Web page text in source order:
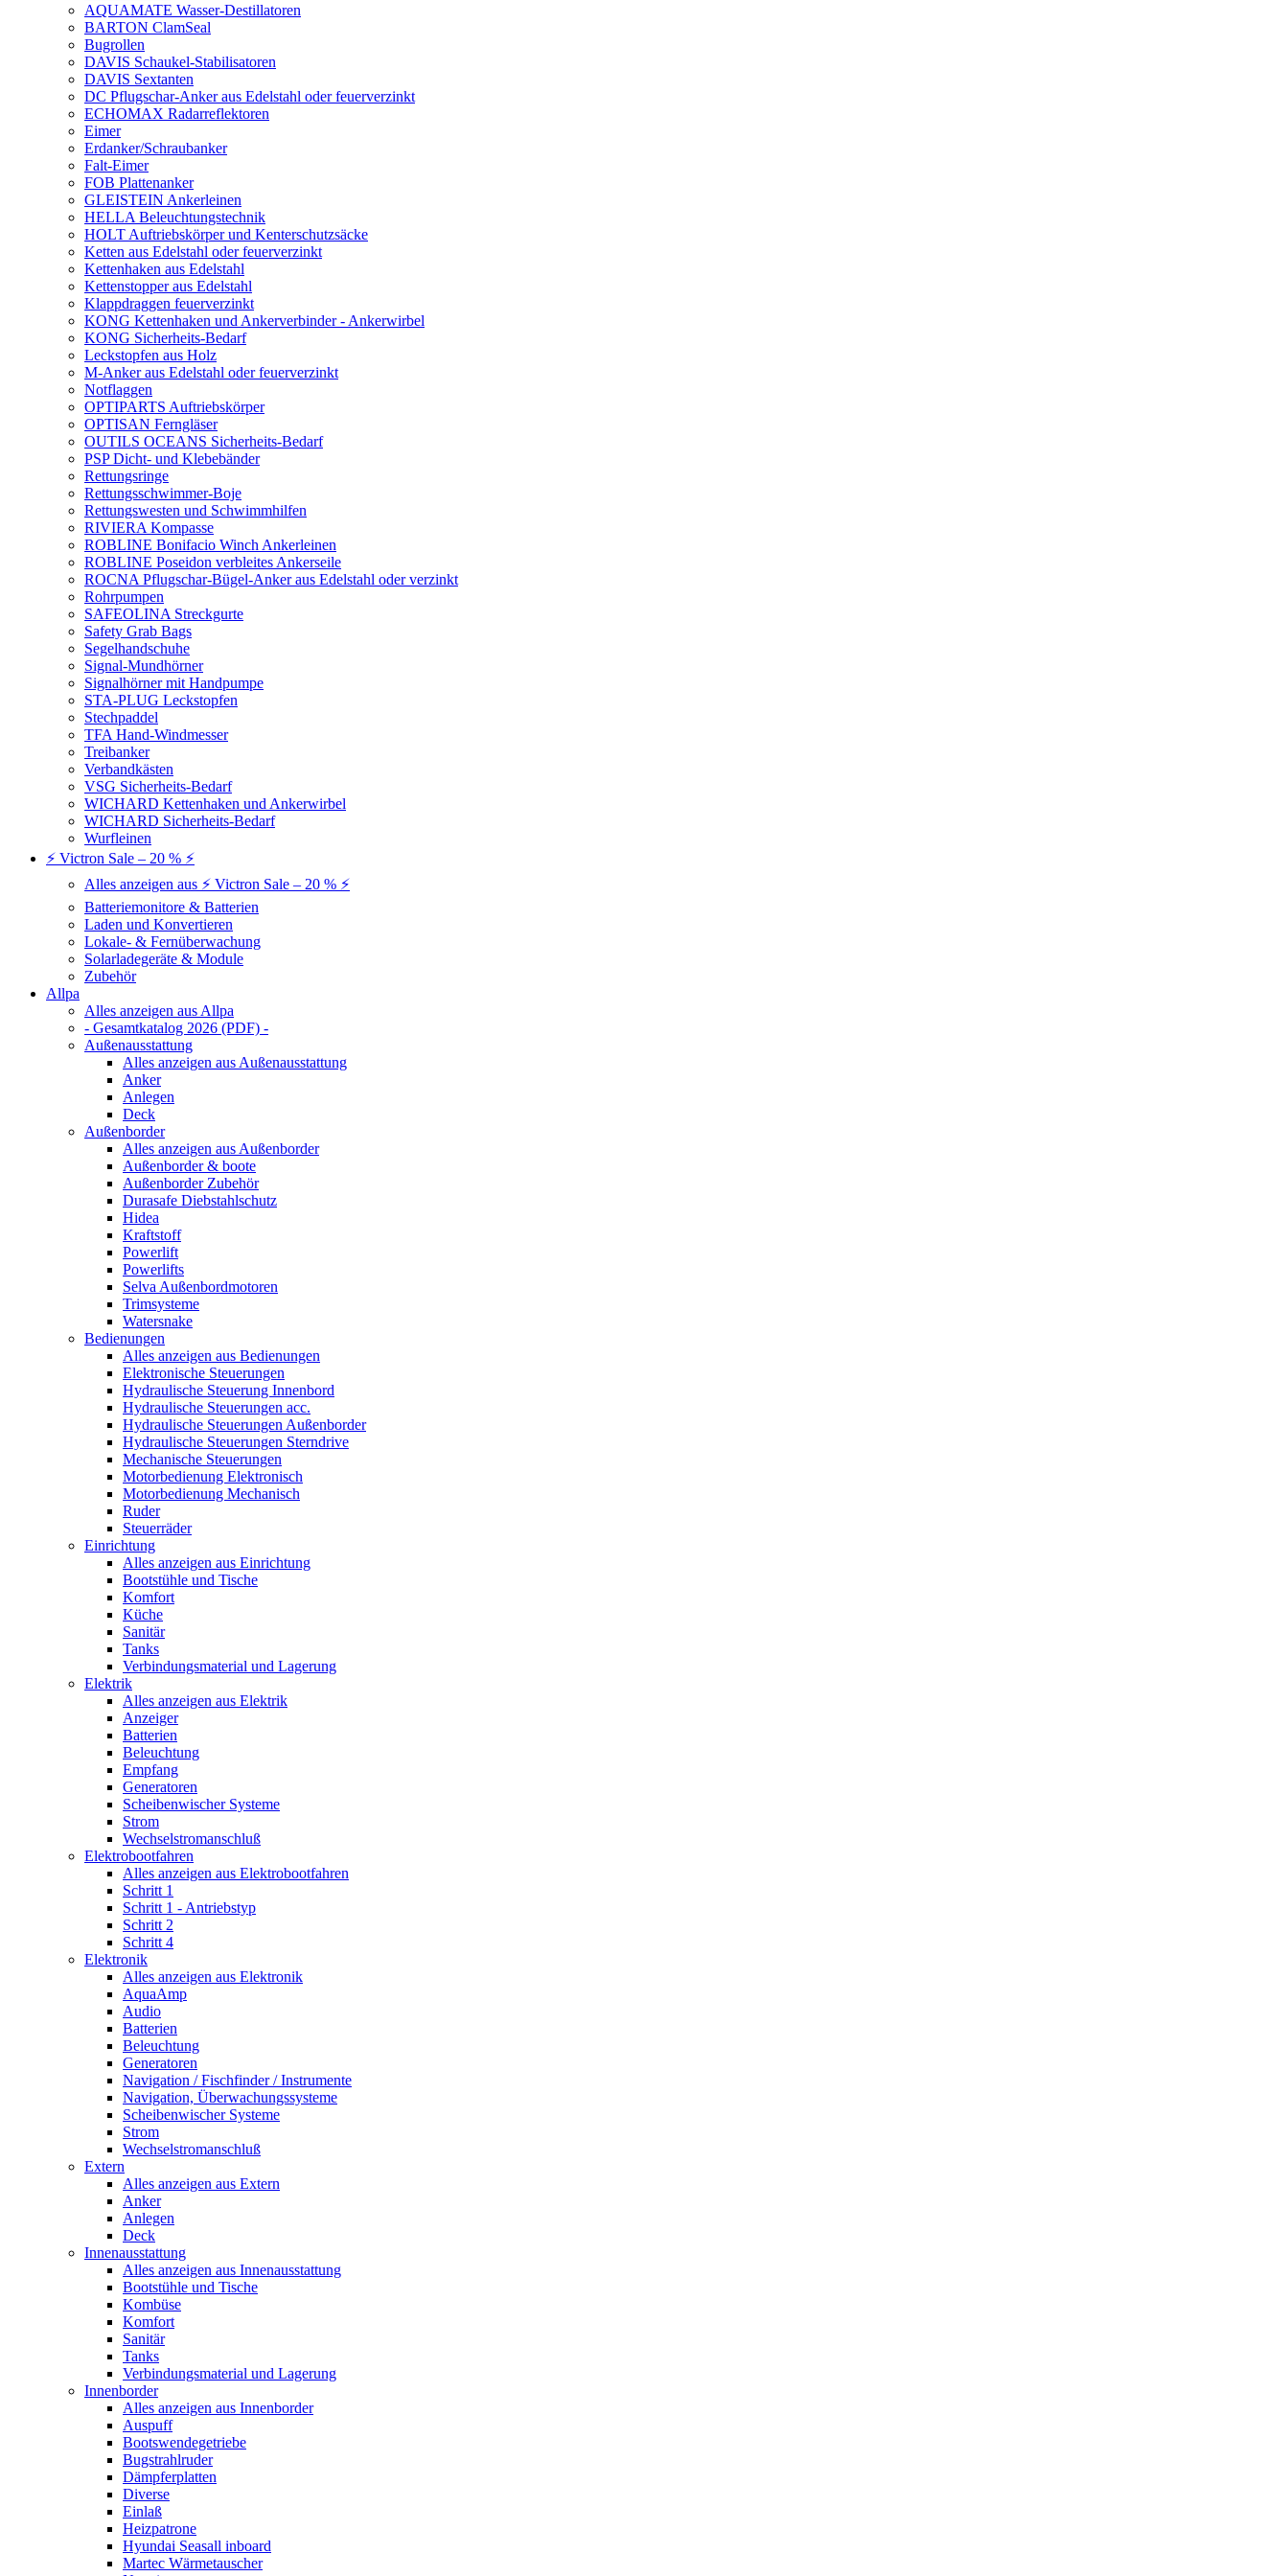
AQUAMATE Wasser-Destillatoren
BARTON ClamSeal
Bugrollen
DAVIS Schaukel-Stabilisatoren
DAVIS Sextanten
DC Pflugschar-Anker aus Edelstahl oder feuerverzinkt
ECHOMAX Radarreflektoren
Eimer
Erdanker/Schraubanker
Falt-Eimer
FOB Plattenanker
GLEISTEIN Ankerleinen
HELLA Beleuchtungstechnik
HOLT Auftriebskörper und Kenterschutzsäcke
Ketten aus Edelstahl oder feuerverzinkt
Kettenhaken aus Edelstahl
Kettenstopper aus Edelstahl
Klappdraggen feuerverzinkt
KONG Kettenhaken und Ankerverbinder - Ankerwirbel
KONG Sicherheits-Bedarf
Leckstopfen aus Holz
M-Anker aus Edelstahl oder feuerverzinkt
Notflaggen
OPTIPARTS Auftriebskörper
OPTISAN Ferngläser
OUTILS OCEANS Sicherheits-Bedarf
PSP Dicht- und Klebebänder
Rettungsringe
Rettungsschwimmer-Boje
Rettungswesten und Schwimmhilfen
RIVIERA Kompasse
ROBLINE Bonifacio Winch Ankerleinen
ROBLINE Poseidon verbleites Ankerseile
ROCNA Pflugschar-Bügel-Anker aus Edelstahl oder verzinkt
Rohrpumpen
SAFEOLINA Streckgurte
Safety Grab Bags
Segelhandschuhe
Signal-Mundhörner
Signalhörner mit Handpumpe
STA-PLUG Leckstopfen
Stechpaddel
TFA Hand-Windmesser
Treibanker
Verbandkästen
VSG Sicherheits-Bedarf
WICHARD Kettenhaken und Ankerwirbel
WICHARD Sicherheits-Bedarf
Wurfleinen
⚡ Victron Sale – 20 % ⚡
Alles anzeigen aus ⚡ Victron Sale – 20 % ⚡
Batteriemonitore & Batterien
Laden und Konvertieren
Lokale- & Fernüberwachung
Solarladegeräte & Module
Zubehör
Allpa
Alles anzeigen aus Allpa
- Gesamtkatalog 2026 (PDF) -
Außenausstattung
Alles anzeigen aus Außenausstattung
Anker
Anlegen
Deck
Außenborder
Alles anzeigen aus Außenborder
Außenborder & boote
Außenborder Zubehör
Durasafe Diebstahlschutz
Hidea
Kraftstoff
Powerlift
Powerlifts
Selva Außenbordmotoren
Trimsysteme
Watersnake
Bedienungen
Alles anzeigen aus Bedienungen
Elektronische Steuerungen
Hydraulische Steuerung Innenbord
Hydraulische Steuerungen acc.
Hydraulische Steuerungen Außenborder
Hydraulische Steuerungen Sterndrive
Mechanische Steuerungen
Motorbedienung Elektronisch
Motorbedienung Mechanisch
Ruder
Steuerräder
Einrichtung
Alles anzeigen aus Einrichtung
Bootstühle und Tische
Komfort
Küche
Sanitär
Tanks
Verbindungsmaterial und Lagerung
Elektrik
Alles anzeigen aus Elektrik
Anzeiger
Batterien
Beleuchtung
Empfang
Generatoren
Scheibenwischer Systeme
Strom
Wechselstromanschluß
Elektrobootfahren
Alles anzeigen aus Elektrobootfahren
Schritt 1
Schritt 1 - Antriebstyp
Schritt 2
Schritt 4
Elektronik
Alles anzeigen aus Elektronik
AquaAmp
Audio
Batterien
Beleuchtung
Generatoren
Navigation / Fischfinder / Instrumente
Navigation, Überwachungssysteme
Scheibenwischer Systeme
Strom
Wechselstromanschluß
Extern
Alles anzeigen aus Extern
Anker
Anlegen
Deck
Innenausstattung
Alles anzeigen aus Innenausstattung
Bootstühle und Tische
Kombüse
Komfort
Sanitär
Tanks
Verbindungsmaterial und Lagerung
Innenborder
Alles anzeigen aus Innenborder
Auspuff
Bootswendegetriebe
Bugstrahlruder
Dämpferplatten
Diverse
Einlaß
Heizpatrone
Hyundai Seasall inboard
Martec Wärmetauscher